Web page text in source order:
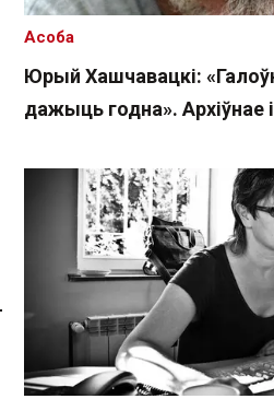
Спасылка без VPN
Юрый Хашчавацкі:
дажыць годна». Архіўнае
Асоба